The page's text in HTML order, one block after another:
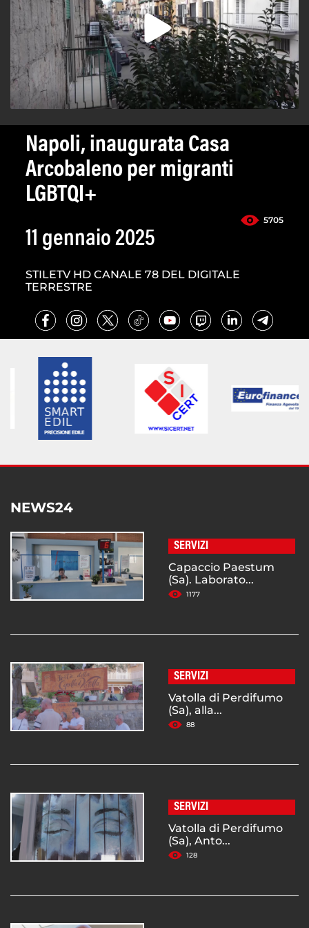
Napoli, inaugurata Casa
Arcobaleno per migranti
LGBTQI+
5705
11 gennaio 2025
STILETV HD CANALE 78 DEL DIGITALE
TERRESTRE
NEWS24
SERVIZI
Capaccio Paestum
(Sa). Laborato...
1177
SERVIZI
Vatolla di Perdifumo
(Sa), alla...
88
SERVIZI
Vatolla di Perdifumo
(Sa), Anto...
128